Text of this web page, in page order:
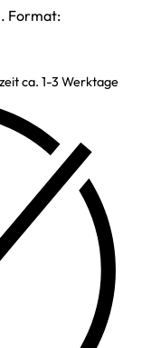
Format:
ca. 1-3 Werktage